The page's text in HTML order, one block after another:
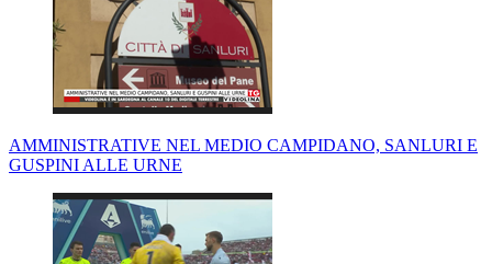
AMMINISTRATIVE NEL MEDIO CAMPIDANO, SANLURI E
GUSPINI ALLE URNE